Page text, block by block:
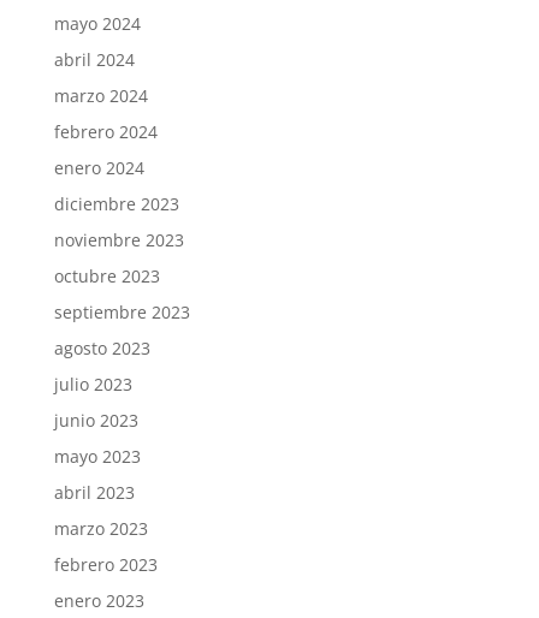
mayo 2024
abril 2024
marzo 2024
febrero 2024
enero 2024
diciembre 2023
noviembre 2023
octubre 2023
septiembre 2023
agosto 2023
julio 2023
junio 2023
mayo 2023
abril 2023
marzo 2023
febrero 2023
enero 2023